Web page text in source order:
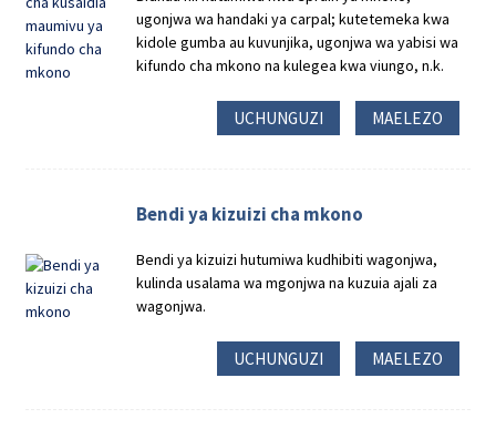
ugonjwa wa handaki ya carpal; kutetemeka kwa
kidole gumba au kuvunjika, ugonjwa wa yabisi wa
kifundo cha mkono na kulegea kwa viungo, n.k.
UCHUNGUZI MAELEZO
Bendi ya kizuizi cha mkono
Bendi ya kizuizi hutumiwa kudhibiti wagonjwa,
kulinda usalama wa mgonjwa na kuzuia ajali za
wagonjwa.
UCHUNGUZI MAELEZO